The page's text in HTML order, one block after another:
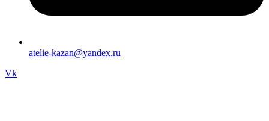
atelie-kazan@yandex.ru
Vk